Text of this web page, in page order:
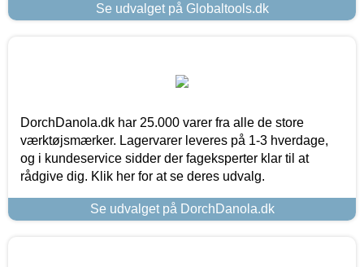
Se udvalget på Globaltools.dk
DorchDanola.dk har 25.000 varer fra alle de store
værktøjsmærker. Lagervarer leveres på 1-3 hverdage,
og i kundeservice sidder der fageksperter klar til at
rådgive dig. Klik her for at se deres udvalg.
Se udvalget på DorchDanola.dk